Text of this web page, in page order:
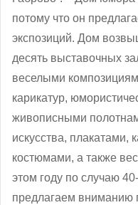
потому что он
экспозиций. Дом
десять выставочных
веселыми
карикатур,
живописными
искусства,
костюмами, а также
этом году по случаю
предлагаем вниманию